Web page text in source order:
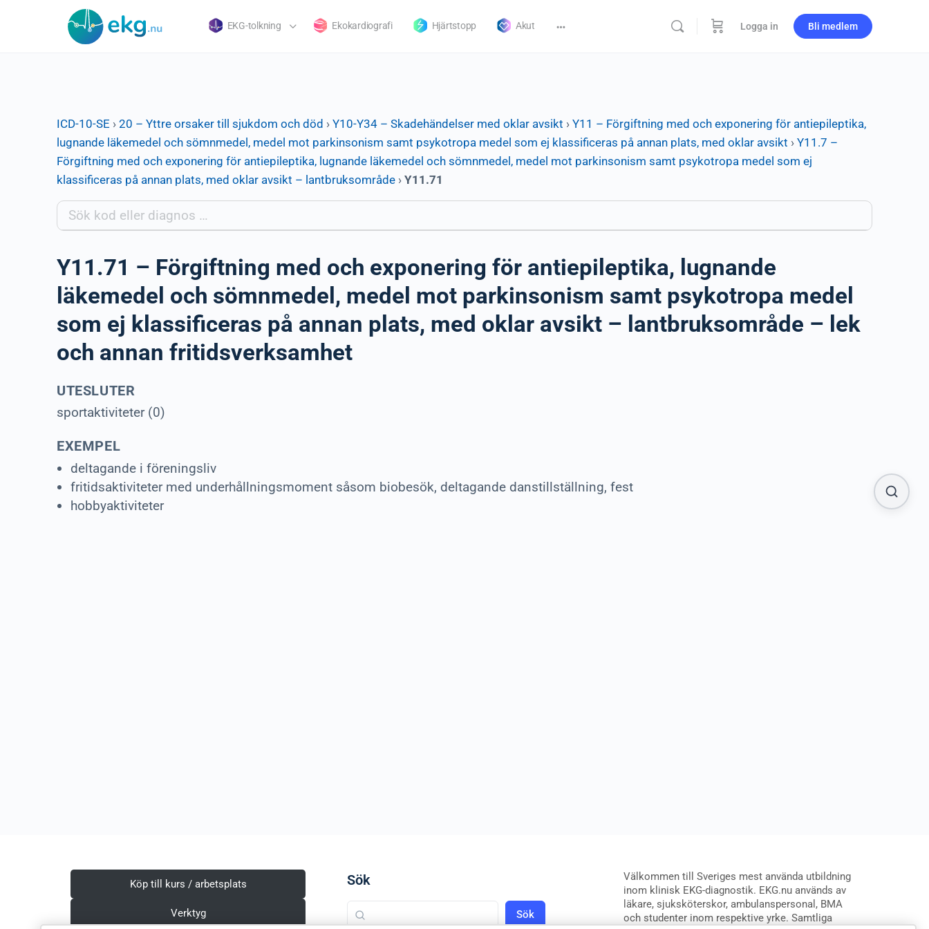
EKG-tolkning Ekokardiografi Hjärtstopp Akut Logga in Bli medlem
ICD-10-SE › 20 – Yttre orsaker till sjukdom och död › Y10-Y34 – Skadehändelser med oklar avsikt › Y11 – Förgiftning med och exponering för antiepileptika,
lugnande läkemedel och sömnmedel, medel mot parkinsonism samt psykotropa medel som ej klassificeras på annan plats, med oklar avsikt › Y11.7 –
Förgiftning med och exponering för antiepileptika, lugnande läkemedel och sömnmedel, medel mot parkinsonism samt psykotropa medel som ej
klassificeras på annan plats, med oklar avsikt – lantbruksområde › Y11.71
Y11.71 – Förgiftning med och exponering för antiepileptika, lugnande
läkemedel och sömnmedel, medel mot parkinsonism samt psykotropa medel
som ej klassificeras på annan plats, med oklar avsikt – lantbruksområde – lek
och annan fritidsverksamhet
UTESLUTER
sportaktiviteter (0)
EXEMPEL
deltagande i föreningsliv
fritidsaktiviteter med underhållningsmoment såsom biobesök, deltagande danstillställning, fest
hobbyaktiviteter
Köp till kurs / arbetsplats
Verktyg
Sök
Sök
Välkommen till Sveriges mest använda utbildning
inom klinisk EKG-diagnostik. EKG.nu används av
läkare, sjuksköterskor, ambulanspersonal, BMA
och studenter inom respektive yrke. Samtliga